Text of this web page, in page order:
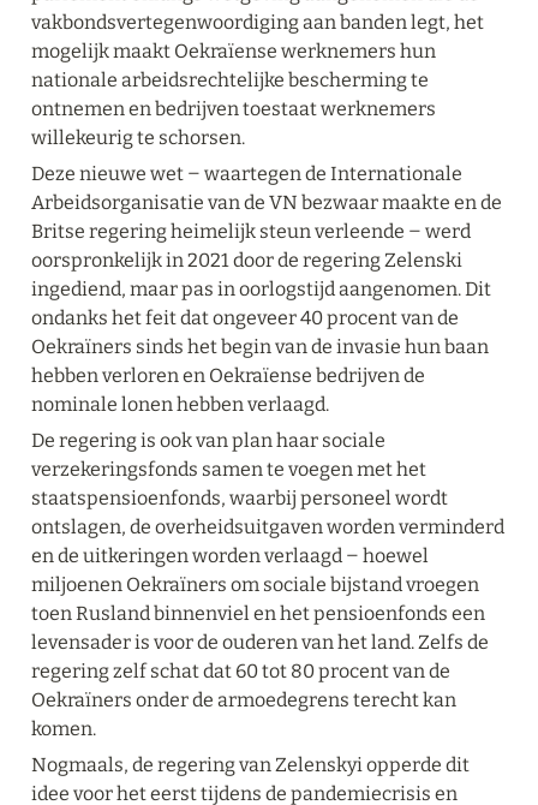
vakbondsvertegenwoordiging aan banden legt, het
mogelijk maakt Oekraïense werknemers hun
nationale arbeidsrechtelijke bescherming te
ontnemen en bedrijven toestaat werknemers
willekeurig te schorsen.
Deze nieuwe wet ‒ waartegen de Internationale
Arbeidsorganisatie van de VN bezwaar maakte en de
Britse regering heimelijk steun verleende ‒ werd
oorspronkelijk in 2021 door de regering Zelenski
ingediend, maar pas in oorlogstijd aangenomen. Dit
ondanks het feit dat ongeveer 40 procent van de
Oekraïners sinds het begin van de invasie hun baan
hebben verloren en Oekraïense bedrijven de
nominale lonen hebben verlaagd.
De regering is ook van plan haar sociale
verzekeringsfonds samen te voegen met het
staatspensioenfonds, waarbij personeel wordt
ontslagen, de overheidsuitgaven worden verminderd
en de uitkeringen worden verlaagd ‒ hoewel
miljoenen Oekraïners om sociale bijstand vroegen
toen Rusland binnenviel en het pensioenfonds een
levensader is voor de ouderen van het land. Zelfs de
regering zelf schat dat 60 tot 80 procent van de
Oekraïners onder de armoedegrens terecht kan
komen.
Nogmaals, de regering van Zelenskyi opperde dit
idee voor het eerst tijdens de pandemiecrisis en